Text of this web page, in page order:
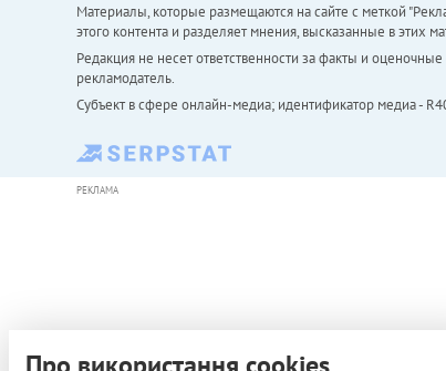
Материалы, которые размещаются на сайте с меткой
этого контента и разделяет мнения, высказанные в этих
Редакция не несет ответственности за факты и
рекламодатель.
Субъект в сфере онлайн-медиа; идентификатор медиа -
РЕКЛАМА